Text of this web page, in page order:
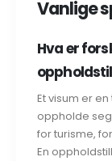
Vanlige
Hva er
Et visum er
oppholde
for turisme,
En